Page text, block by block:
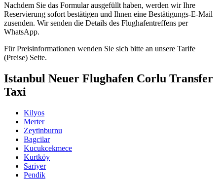
Nachdem Sie das Formular ausgefüllt haben, werden wir Ihre
Reservierung sofort bestätigen und Ihnen eine Bestätigungs-E-Mail
zusenden. Wir senden die Details des Flughafentreffens per
WhatsApp.
Für Preisinformationen wenden Sie sich bitte an unsere Tarife
(Preise) Seite.
Istanbul Neuer Flughafen Corlu Transfer
Taxi
Kilyos
Merter
Zeytinburnu
Bagcilar
Kucukcekmece
Kurtköy
Sariyer
Pendik